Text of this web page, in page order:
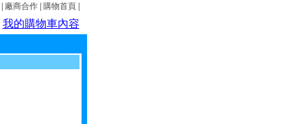
廠商合作 購物首頁
我的購物車內容